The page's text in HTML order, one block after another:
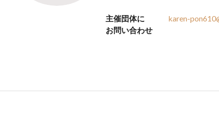
主催団体に
お問い合わせ
karen-